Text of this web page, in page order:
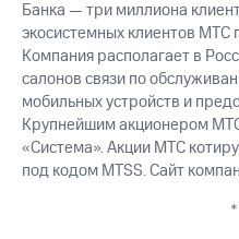
Банка — три миллиона
экосистемных клиентов
Компания располагает в
салонов связи по
мобильных устройств и
Крупнейшим акционером
«Система». Акции МТС
под кодом MTSS. Сайт